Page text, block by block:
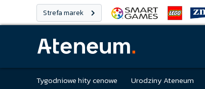
Strefa marek
Tygodniowe hity cenowe Urodziny Ateneum